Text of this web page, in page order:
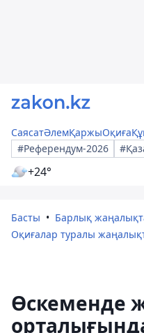
СаясатӘлемҚаржыОқиға
#Референдум-2026
+24°
Басты
Барлық
Оқиғалар туралы
Өскеменде